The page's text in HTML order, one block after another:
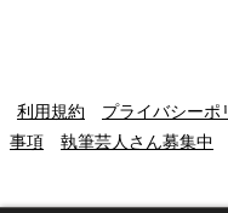
利用規約 プライバシーポ
事項
執筆芸人さん募集中